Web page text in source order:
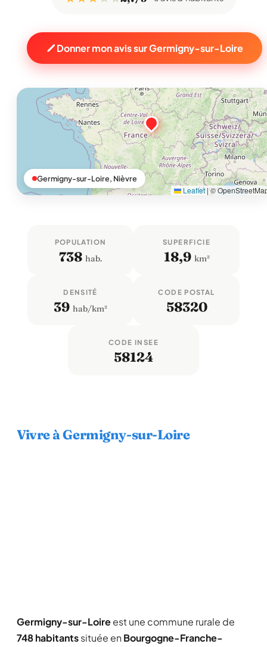
Donner mon avis sur Germigny-sur-Loire
Leaflet|©
Germigny-sur-Loire, Nièvre
POPULATION
738 hab.
SUPERFICIE
18,9 km²
DENSITÉ
39 hab/km²
CODE POSTAL
58320
CODE INSEE
58124
Vivre à Germigny-sur-Loire
Germigny-sur-Loireest une commune rurale de
748 habitantssituée en Bourgogne-Franche-